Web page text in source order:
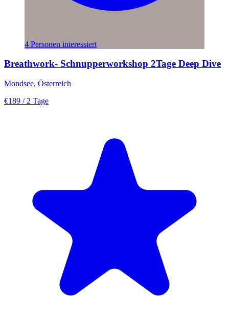
4 Personen interessiert
Breathwork- Schnupperworkshop 2Tage Deep Dive
Mondsee, Österreich
€189 / 2 Tage